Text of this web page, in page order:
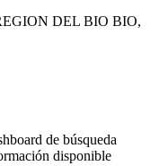
DEL BIO BIO,
de búsqueda
disponible